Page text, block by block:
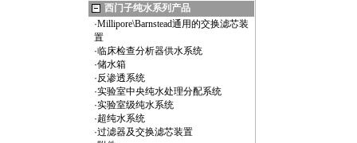
西门子纯水系列产品
·Millipore\Barnstead通用的交换滤芯装
置
·临床检查分析器供水系统
·储水箱
·反渗透系统
·实验室中央纯水处理分配系统
·实验室级纯水系统
·超纯水系统
·过滤器及交换滤芯装置